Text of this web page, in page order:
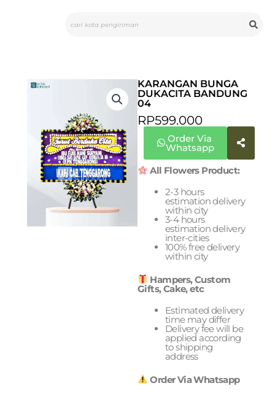
KARANGAN BUNGA
DUKACITA BANDUNG
04
RP599.000
Order Via
Whatsapp
All Flowers Product:
2-3 hours
estimation delivery
within city
3-4 hours
estimation delivery
inter-cities
100% free delivery
within city
Hampers, Custom
Gifts, Cake, etc
Estimated delivery
time may differ
Delivery fee will be
applied according
to shipping
address
Order Via Whatsapp